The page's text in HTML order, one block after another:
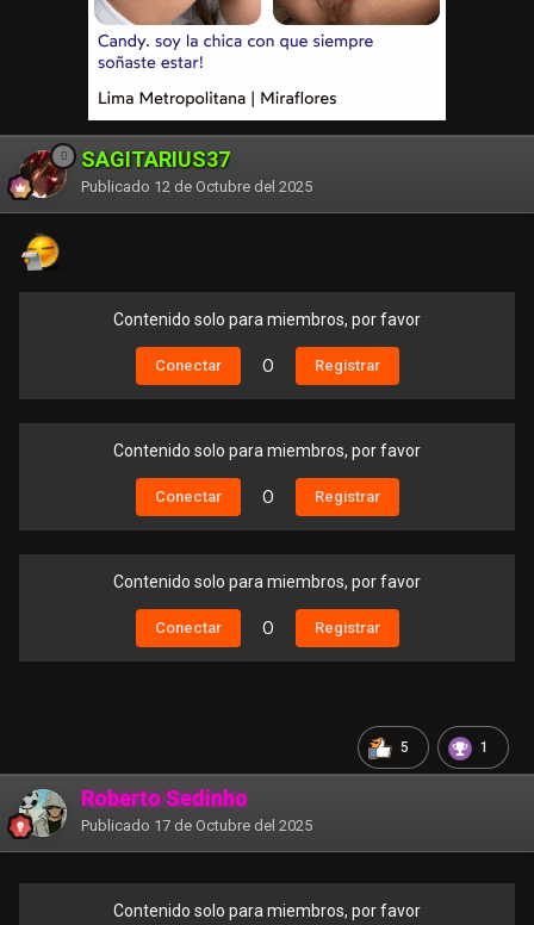
SAGITARIUS37
Publicado 12 de Octubre del 2025
Contenido solo para miembros, por favor
Conectar O Registrar
Contenido solo para miembros, por favor
Conectar O Registrar
Contenido solo para miembros, por favor
Conectar O Registrar
5 1
Roberto Sedinho
Publicado 17 de Octubre del 2025
Contenido solo para miembros, por favor